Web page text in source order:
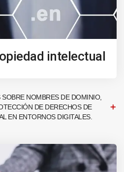
intelectual
NOMBRES DE DOMINIO,
DE DERECHOS DE
EN ENTORNOS DIGITALES.